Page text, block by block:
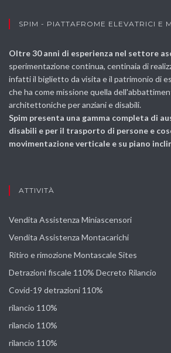
SPIM - PIATTAFROME ELEVATRICI E
Oltre 30 anni di esperienza nel settore
sperimentazione continua, centinaia di
infatti il biglietto da visita e il patrimonio di
che ha come missione quella
architettoniche per anziani e disabili.
Spim presenta una gamma completa di
disabili e per il trasporto di persone e
movimentazione verticale e su piano
ATTIVITÀ
Vendita Assistenza Miniascensori
Vendita Assistenza Montacarichi
Ritiro e rimozione Montascale Sites
Detrazioni fiscale 110% Decreto Rilancio
Covid-19 detrazioni 110%
rilancio 110%
rilancio 110%
rilancio 110%